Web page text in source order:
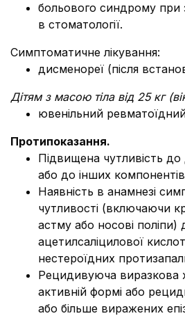
больового синдрому при
в стоматології.
Симптоматичне лікування:
дисменореї (після
Дітям з масою тіла від 25 кг
ювенільний
Протипоказання.
Підвищена чутливість
або до інших компонентів
Наявність в анамнезі
чутливості (включаючи
астму або носові поліпи)
ацетилсаліцилової
нестероїдних
Рецидивуюча виразкова
активній формі або
або більше виражених